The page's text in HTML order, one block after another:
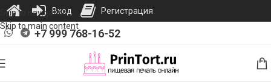
Skip to navigation
Skip to main content
+7 999 768-16-52
Вход Регистрация